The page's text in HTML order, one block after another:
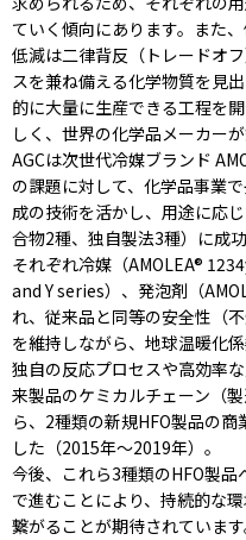
ていく傾向にあります。また
低減は二律背反（トレードオ
スを兼ね備える化学物質を見
的に大量に生産できる工程を
しく、世界の化学品メーカー
AGCは次世代冷媒ブランド
の課題に対して、化学品事業
成の技術を活かし、用途に応
合物2種、独自製法3種）に成
それぞれ冷媒（AMOLEA®
and Y series）、発泡剤（
れ、従来品と同等の安全性（
を維持しながら、地球温暖化
独自の反応プロセスや高効率
来製品のケミカルチェーン（
ら、2種類の新規HFO製品の
した（2015年～2019年）。
今後、これら3種類のHFO製
で進むことにより、持続的な
繋がることが期待されています